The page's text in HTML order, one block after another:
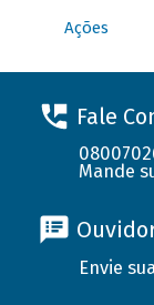
Ações
Fale
Mande
Envie